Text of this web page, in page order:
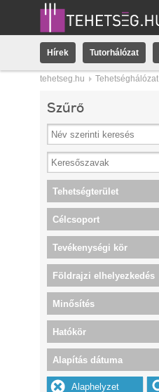
Hírek Tutorhálózat
tehetseg.hu Tehetséghálózat
Szűrő
Tehetségterület
Célcsoport
Tevékenységi kör
Földrajzi elhelyezkedés
Minősítés
Hatókör
Alapítás dátuma